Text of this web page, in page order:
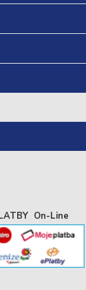
On-Line